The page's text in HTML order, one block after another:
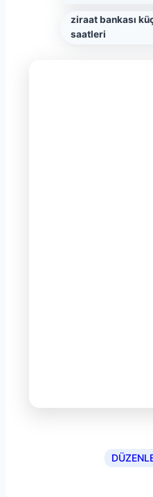
ziraat bankası
saatleri